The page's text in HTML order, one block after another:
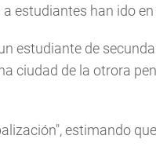
estudiantes han ido
estudiante de
ciudad de la otrora
estimando